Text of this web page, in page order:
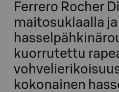
Ferrero Rocher
maitosuklaalla ja
kuorrutettu
kokonainen